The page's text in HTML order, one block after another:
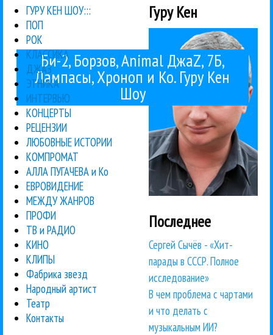
Би-2, Борзов, Animal ДжаZ, 7Б,
Лампасы, Хроноп и Ко. Гуру Кен
Шоу
ГУРУ КЕН ШОУ:::
ПОП
РОК
КЛАССИКА
ДЖАЗ
ЭТНИКА
ИНТЕРВЬЮ
КОНЦЕРТЫ
РЕЦЕНЗИИ
ЛЮБОВНЫЕ ИСТОРИИ
КОМПРОМАТ
АЛЛА ПУГАЧЕВА и Ко
ЕВРОВИДЕНИЕ
МЕЖДУ ЖАНРОВ
ПРОФИ
ТВ и РАДИО
КИНО
КЛИПЫ
Фабрика звезд
Народный артист
Театр
Контакты
Гуру Кен
Последнее
Сергей Сычёв - «Хит-
парады в СССР. Полное
исследование»
В чем проблема с чартами
и что делать с
музыкальным ИИ?